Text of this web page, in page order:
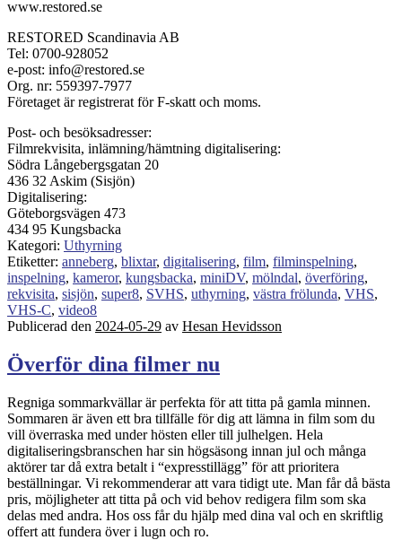
www.restored.se
RESTORED Scandinavia AB
Tel: 0700-928052
e-post: info@restored.se
Org. nr: 559397-7977
Företaget är registrerat för F-skatt och moms.
Post- och besöksadresser:
Filmrekvisita, inlämning/hämtning digitalisering:
Södra Långebergsgatan 20
436 32 Askim (Sisjön)
Digitalisering:
Göteborgsvägen 473
434 95 Kungsbacka
Kategori: Uthyrning
Etiketter: anneberg, blixtar, digitalisering, film, filminspelning,
inspelning, kameror, kungsbacka, miniDV, mölndal, överföring,
rekvisita, sisjön, super8, SVHS, uthyrning, västra frölunda, VHS,
VHS-C, video8
Publicerad den 2024-05-29 av Hesan Hevidsson
Överför dina filmer nu
Regniga sommarkvällar är perfekta för att titta på gamla minnen.
Sommaren är även ett bra tillfälle för dig att lämna in film som du
vill överraska med under hösten eller till julhelgen. Hela
digitaliseringsbranschen har sin högsäsong innan jul och många
aktörer tar då extra betalt i “expresstillägg” för att prioritera
beställningar. Vi rekommenderar att vara tidigt ute. Man får då bästa
pris, möjligheter att titta på och vid behov redigera film som ska
delas med andra. Hos oss får du hjälp med dina val och en skriftlig
offert att fundera över i lugn och ro.